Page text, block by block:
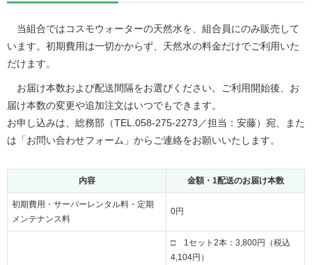
当組合ではコスモウォーターの天然水を、組合員にのみ販売して
います。初期費用は一切かからず、天然水の料金だけでご利用いた
だけます。
お届け本数および配送間隔をお選びください。ご利用開始後、お
届け本数の変更や追加注文はいつでもできます。
お申し込みは、総務部（TEL.058-275-2273／担当：安藤）宛、また
は「お問い合わせフォーム」からご連絡をお願いいたします。
内容 金額・1配送のお届け本数
初期費用・サーバーレンタル料・定期
メンテナンス料
0円
□ 1セット2本：3,800円（税込
4,104円）